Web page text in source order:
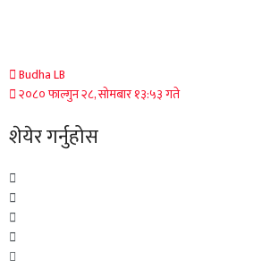
Budha LB
२०८० फाल्गुन २८, सोमबार १३:५३ गते
शेयेर गर्नुहोस